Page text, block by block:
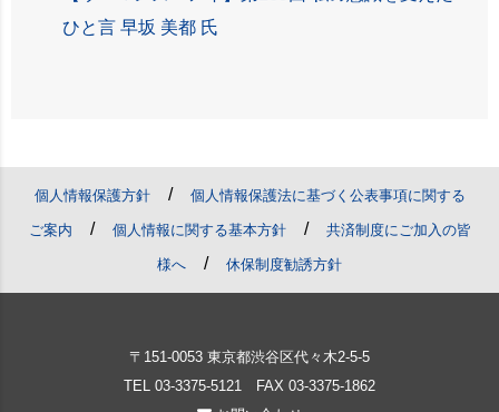
ひと言 早坂 美都 氏
個人情報保護方針/ 個人情報保護法に基づく公表事項に関する
ご案内 / 個人情報に関する基本方針/ 共済制度にご加入の皆
様へ / 休保制度勧誘方針
〒151-0053 東京都渋谷区代々木2-5-5
TEL 03-3375-5121 FAX 03-3375-1862